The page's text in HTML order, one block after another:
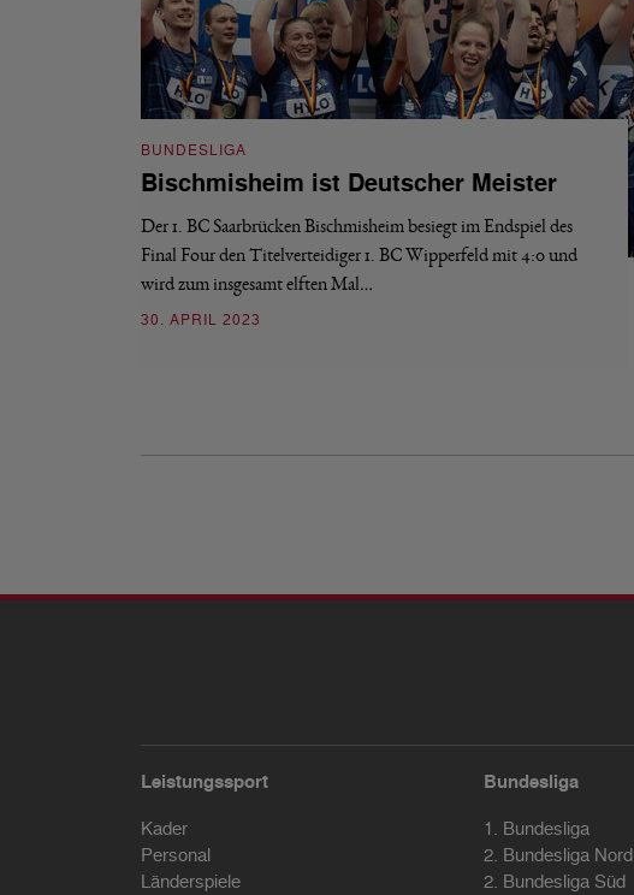
BUNDESLIGA
Bischmisheim ist Deutscher Meister
Der 1. BC Saarbrücken Bischmisheim besiegt im Endspiel des
Final Four den Titelverteidiger 1. BC Wipperfeld mit 4:0 und
wird zum insgesamt elften Mal…
30. APRIL 2023
Leistungssport
Kader
Personal
Länderspiele
Bundesliga
1. Bundesliga
2. Bundesliga Nord
2. Bundesliga Süd